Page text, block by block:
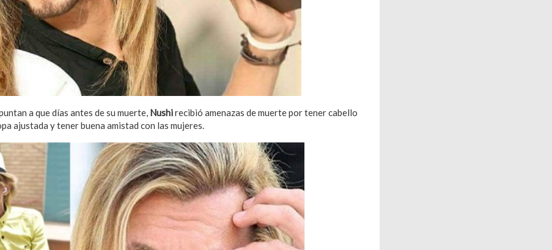
a que días antes de su muerte, Nushirecibió amenazas de muerte por tener cabello
ajustada y tener buena amistad con las mujeres.